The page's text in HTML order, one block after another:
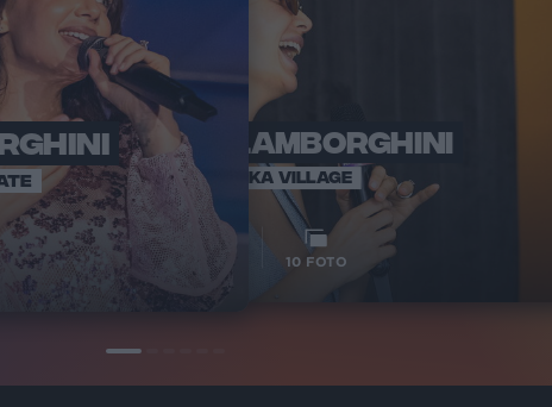
ELETTRA LAMBORGHINI
VOI TANKA VILLAGE
10 FOTO
RADIO ITALIA
VOI TANKA VILLAGE